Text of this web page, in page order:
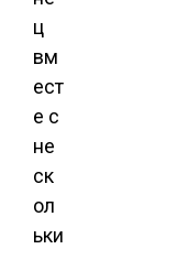
ц
вм
ест
е с
не
ск
ол
ьки